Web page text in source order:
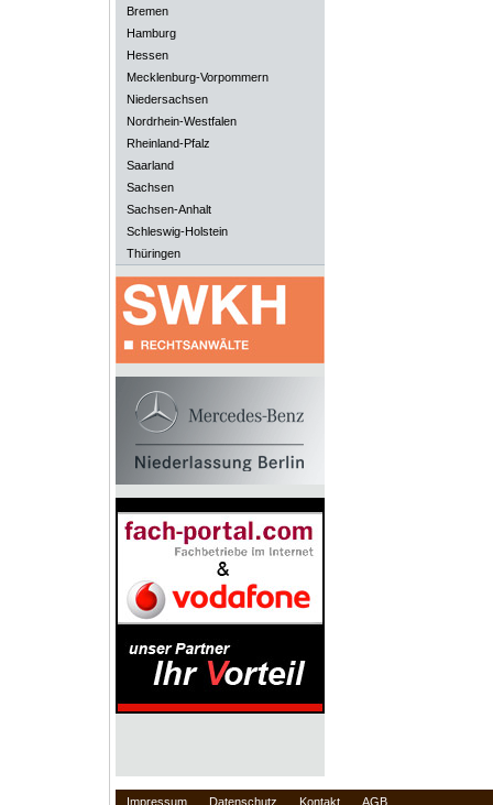
Bremen
Hamburg
Hessen
Mecklenburg-Vorpommern
Niedersachsen
Nordrhein-Westfalen
Rheinland-Pfalz
Saarland
Sachsen
Sachsen-Anhalt
Schleswig-Holstein
Thüringen
Impressum Datenschutz Kontakt AGB